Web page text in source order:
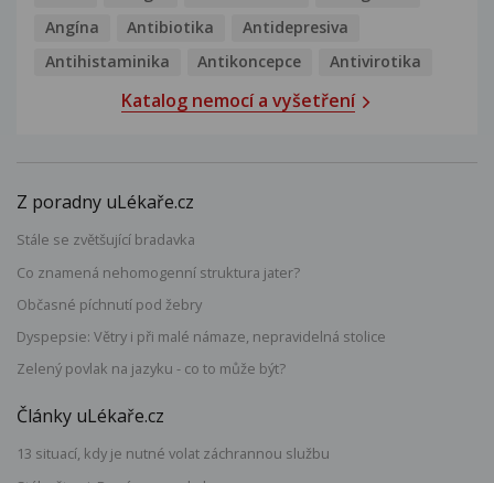
Angína
Antibiotika
Antidepresiva
Antihistaminika
Antikoncepce Antivirotika
Katalog nemocí a vyšetření
Z poradny uLékaře.cz
Stále se zvětšující bradavka
Co znamená nehomogenní struktura jater?
Občasné píchnutí pod žebry
Dyspepsie: Větry i při malé námaze, nepravidelná stolice
Zelený povlak na jazyku - co to může být?
Články uLékaře.cz
13 situací, kdy je nutné volat záchrannou službu